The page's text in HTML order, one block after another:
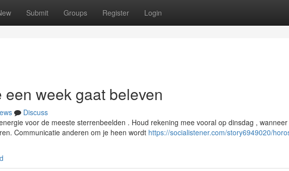
Submit Groups Register Login
week gaat beleven
Discuss
voor de meeste sterrenbeelden . Houd rekening mee vooral op dinsdag , wanneer
Communicatie anderen om je heen wordt https://socialistener.com/story6949020/